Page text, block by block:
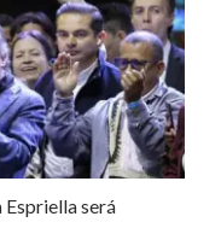
Espriella será